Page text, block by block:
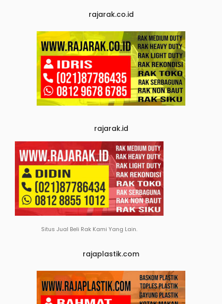
rajarak.co.id
rajarak.id
Situs Jual Beli Rak Kami Yang Lain.
rajaplastik.com